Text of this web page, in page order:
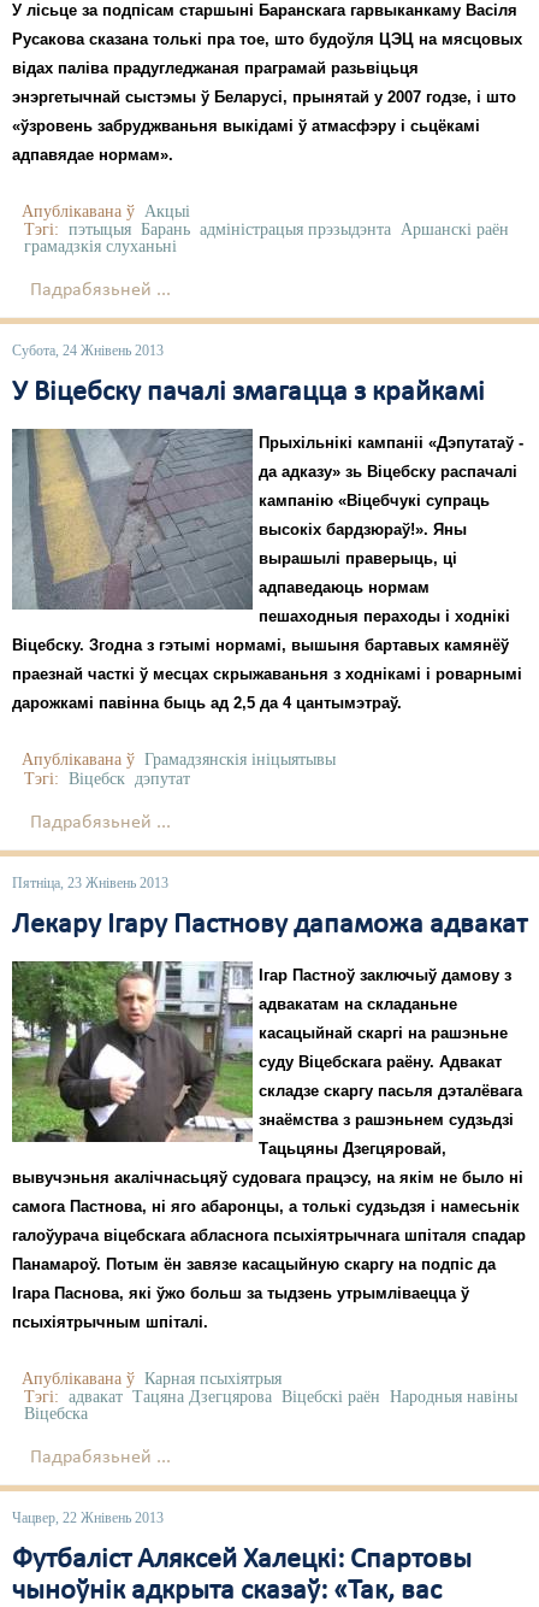
У лісьце за подпісам старшыні Баранскага гарвыканкаму Васіля
Русакова сказана толькі пра тое, што будоўля ЦЭЦ на мясцовых
відах паліва прадугледжаная праграмай разьвіцьця
энэргетычнай сыстэмы ў Беларусі, прынятай у 2007 годзе, і што
«ўзровень забруджваньня выкідамі ў атмасфэру і сьцёкамі
адпавядае нормам».
Апублікавана ў Акцыі
Тэгі: пэтыцыя Барань адміністрацыя прэзыдэнта Аршанскі раён
грамадзкія слуханьні
Падрабязьней ...
Субота, 24 Жнівень 2013
У Віцебску пачалі змагацца з крайкамі
Прыхільнікі кампаніі «Дэпутатаў -
да адказу» зь Віцебску распачалі
кампанію «Віцебчукі супраць
высокіх бардзюраў!». Яны
вырашылі праверыць, ці
адпаведаюць нормам
пешаходныя пераходы і ходнікі
Віцебску. Згодна з гэтымі нормамі, вышыня бартавых камянёў
праезнай часткі ў месцах скрыжаваньня з ходнікамі і роварнымі
дарожкамі павінна быць ад 2,5 да 4 цантымэтраў.
Апублікавана ў Грамадзянскія ініцыятывы
Тэгі: Віцебск дэпутат
Падрабязьней ...
Пятніца, 23 Жнівень 2013
Лекару Ігару Пастнову дапаможа адвакат
Ігар Пастноў заключыў дамову з
адвакатам на складаньне
касацыйнай скаргі на рашэньне
суду Віцебскага раёну. Адвакат
складзе скаргу пасьля дэталёвага
знаёмства з рашэньнем судзьдзі
Тацьцяны Дзегцяровай,
вывучэньня акалічнасьцяў судовага працэсу, на якім не было ні
самога Пастнова, ні яго абаронцы, а толькі судзьдзя і намесьнік
галоўурача віцебскага абласнога псыхіятрычнага шпіталя спадар
Панамароў. Потым ён завязе касацыйную скаргу на подпіс да
Ігара Паснова, які ўжо больш за тыдзень утрымліваецца ў
псыхіятрычным шпіталі.
Апублікавана ў Карная псыхіятрыя
Тэгі: адвакат Тацяна Дзегцярова Віцебскі раён Народныя навіны
Віцебска
Падрабязьней ...
Чацвер, 22 Жнівень 2013
Футбаліст Аляксей Халецкі: Спартовы
чыноўнік адкрыта сказаў: «Так, вас